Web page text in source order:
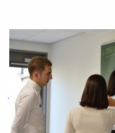
International
Erasmus
Accueil des étrangers
Partir à l’étranger